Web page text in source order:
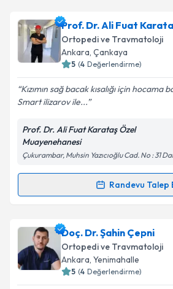
Prof. Dr. Ali Fuat
Ortopedi ve Travmatoloji
Ankara, Çankaya
5 (4 Değerlendirme)
Kızımın sağ bacak kısalığı için hocama
Smart ilizarov ile...
Prof. Dr. Ali Fuat Karataş Özel
Muayenehanesi
Çukurambar, Muhsin Yazıcıoğlu Cad. No : 31
Randevu Talep
Randevu Takvimi Talebi
Prof. Dr. Ali Fuat Karataşiçin
oluşturun. Size bu uzmandan
takvim hazırlandığında e-posta
Doç. Dr. Şahin Çepni
Ortopedi ve Travmatoloji
Ankara, Yenimahalle
5 (4 Değerlendirme)